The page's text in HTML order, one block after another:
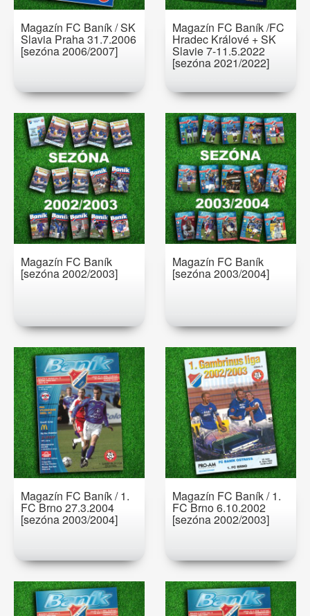
Magazín FC Baník / SK
Slavia Praha 31.7.2006
[sezóna 2006/2007]
Magazín FC Baník /FC
Hradec Králové + SK
Slavie 7-11.5.2022
[sezóna 2021/2022]
Magazín FC Baník
[sezóna 2002/2003]
Magazín FC Baník
[sezóna 2003/2004]
Magazín FC Baník / 1.
FC Brno 27.3.2004
[sezóna 2003/2004]
Magazín FC Baník / 1.
FC Brno 6.10.2002
[sezóna 2002/2003]